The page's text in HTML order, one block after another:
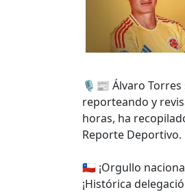
🎙️📰 Álvaro Torres
reporteando y
horas, ha
Reporte
🇨🇱 ¡Orgullo
¡Histórica